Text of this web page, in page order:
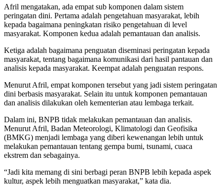
Afril mengatakan, ada empat sub komponen dalam sistem
peringatan dini. Pertama adalah pengetahuan masyarakat, lebih
kepada bagaimana peningkatan risiko pengetahuan di level
masyarakat. Komponen kedua adalah pemantauan dan analisis.
Ketiga adalah bagaimana penguatan diseminasi peringatan kepada
masyarakat, tentang bagaimana komunikasi dari hasil pantauan dan
analisis kepada masyarakat. Keempat adalah penguatan respons.
Menurut Afril, empat komponen tersebut yang jadi sistem peringatan
dini berbasis masyarakat. Selain itu untuk komponen pemantauan
dan analisis dilakukan oleh kementerian atau lembaga terkait.
Dalam ini, BNPB tidak melakukan pemantauan dan analisis.
Menurut Afril, Badan Meteorologi, Klimatologi dan Geofisika
(BMKG) menjadi lembaga yang diberi kewenangan lebih untuk
melakukan pemantauan tentang gempa bumi, tsunami, cuaca
ekstrem dan sebagainya.
“Jadi kita memang di sini berbagi peran BNPB lebih kepada aspek
kultur, aspek lebih menguatkan masyarakat,” kata dia.